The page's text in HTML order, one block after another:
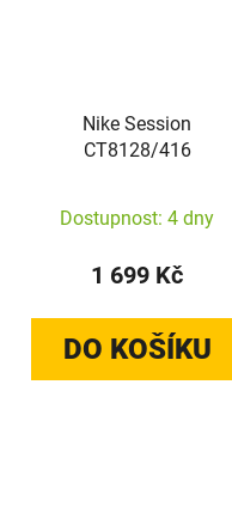
Nike Session
CT8128/416
Dostupnost: 4 dny
1 699 Kč
DO KOŠÍKU